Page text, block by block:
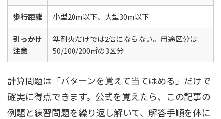
歩行距離 小型20m以下、大型30m以下
引っかけ
注意
準耐火だけでは2倍にならない。用途区分は
50/100/200㎡の3区分
計算問題は「パターンを覚えて当てはめる」だけで
確実に得点できます。公式を覚えたら、この記事の
例題と練習問題を繰り返し解いて、解答手順を体に